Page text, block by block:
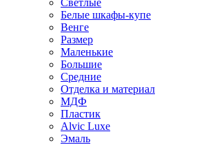
Светлые
Белые шкафы-купе
Венге
Размер
Маленькие
Большие
Средние
Отделка и материал
МДФ
Пластик
Alvic Luxe
Эмаль